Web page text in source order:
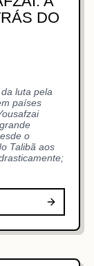
DO
luta pela
países
o
Talibã aos